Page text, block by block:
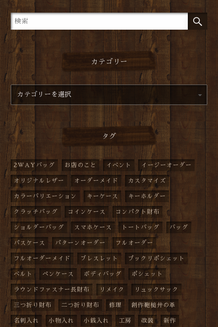
カテゴリー
タグ
2WAYバッグ お店のこと イベント イージーオーダー
オリジナルレザー オーダーメイド カスタマイズ
カラーバリエーション キーケース キーホルダー
クラッチバッグ コインケース コンパクト財布
ショルダーバッグ スマホケース トートバッグ バッグ
パスケース パターンオーダー フルオーダー
フルオーダーメイド ブレスレット プックリポシェット
ベルト ペンケース ボディバッグ ポシェット
ラウンドファスナー長財布 リメイク リュックサック
三つ折り財布 二つ折り財布 修理 創作鞄槌井の革
名刺入れ 小物入れ 小銭入れ 工房 改装 新作